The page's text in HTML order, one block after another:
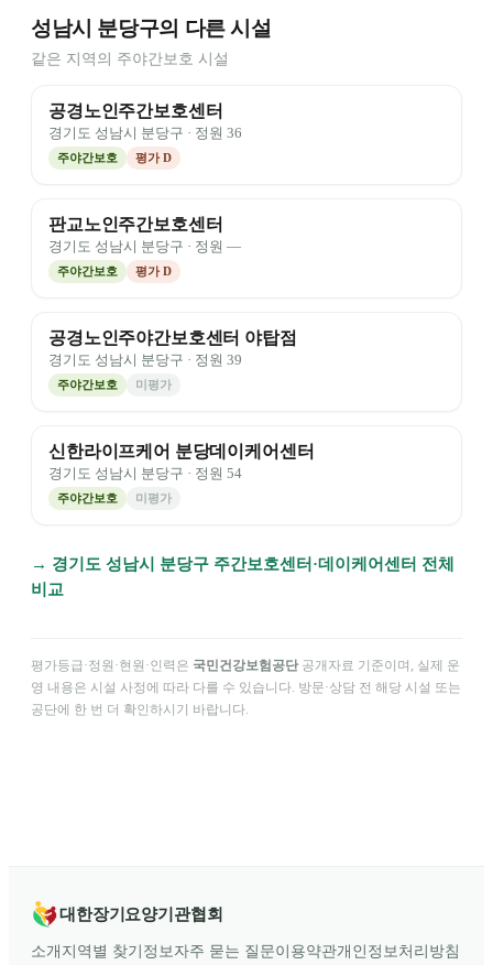
성남시 분당구의 다른 시설
같은 지역의 주야간보호 시설
공경노인주간보호센터
경기도 성남시 분당구 · 정원 36
주야간보호 평가D
판교노인주간보호센터
경기도 성남시 분당구 · 정원 —
주야간보호 평가D
공경노인주야간보호센터 야탑점
경기도 성남시 분당구 · 정원 39
주야간보호 미평가
신한라이프케어 분당데이케어센터
경기도 성남시 분당구 · 정원 54
주야간보호 미평가
→ 경기도 성남시 분당구 주간보호센터·데이케어센터 전체
비교
평가등급·정원·현원·인력은 국민건강보험공단 공개자료 기준이며, 실제 운
영 내용은 시설 사정에 따라 다를 수 있습니다. 방문·상담 전 해당 시설 또는
공단에 한 번 더 확인하시기 바랍니다.
대한장기요양기관협회
소개 지역별 찾기 정보자주 묻는 질문이용약관개인정보처리방침